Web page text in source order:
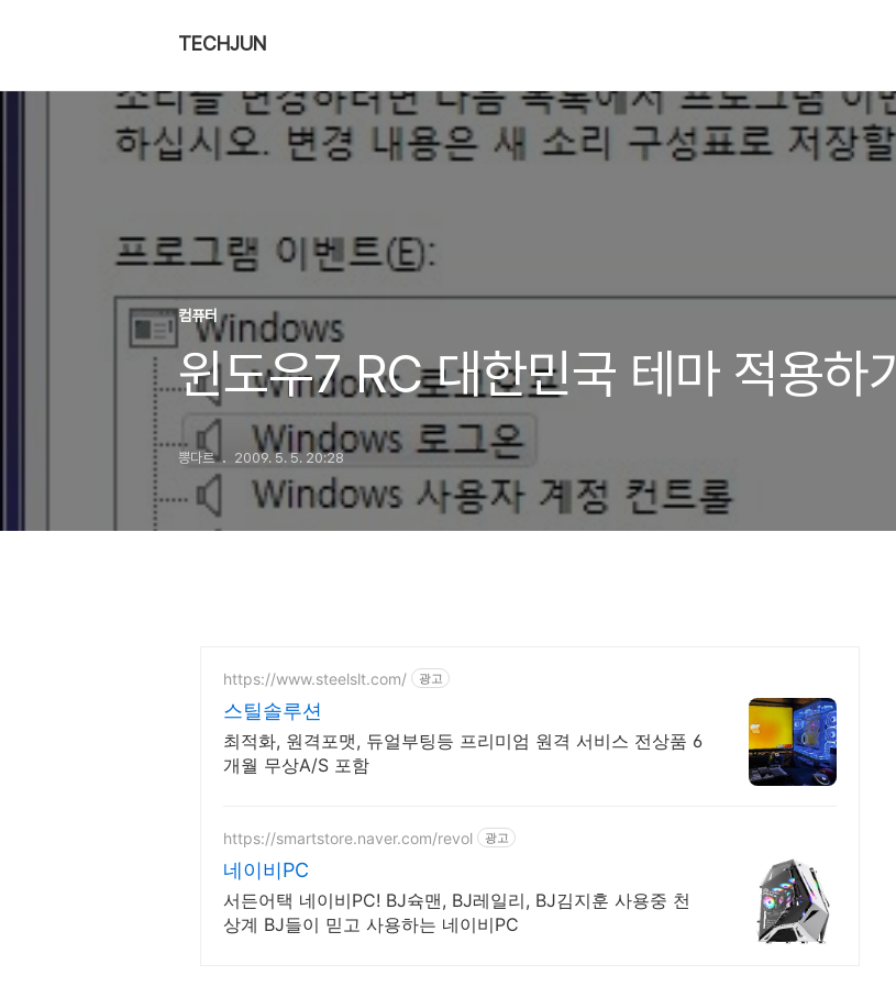
TECHJUN
컴퓨터
윈도우7 RC 대한민국 테마 적용하기
뽕다르 2009. 5. 5. 20:28
https://www.steelslt.com/ 광고
스틸솔루션
최적화, 원격포맷, 듀얼부팅등 프리미엄 원격 서비스 전상품 6
개월 무상A/S 포함
https://smartstore.naver.com/revol 광고
네이비PC
서든어택 네이비PC! BJ슉맨, BJ레일리, BJ김지훈 사용중 천
상계 BJ들이 믿고 사용하는 네이비PC